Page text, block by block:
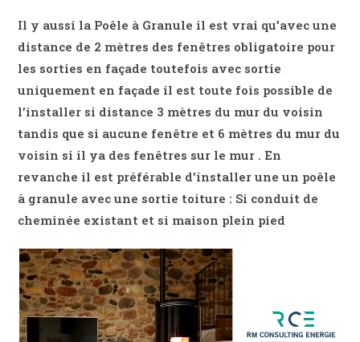
Il y aussi la Poêle à Granule il est vrai qu’avec une
distance de 2 mètres des fenêtres obligatoire pour
les sorties en façade toutefois avec sortie
uniquement en façade il est toute fois possible de
l’installer si distance 3 mètres du mur du voisin
tandis que si aucune fenêtre et 6 mètres du mur du
voisin si il ya des fenêtres sur le mur . En
revanche il est préférable d’installer une un poêle
à granule avec une sortie toiture : Si conduit de
cheminée existant et si maison plein pied